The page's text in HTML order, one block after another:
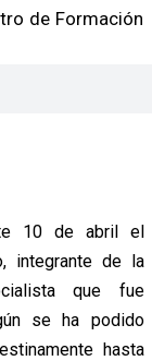
de Formación
10 de abril el
integrante de la
que fue
se ha podido
hasta